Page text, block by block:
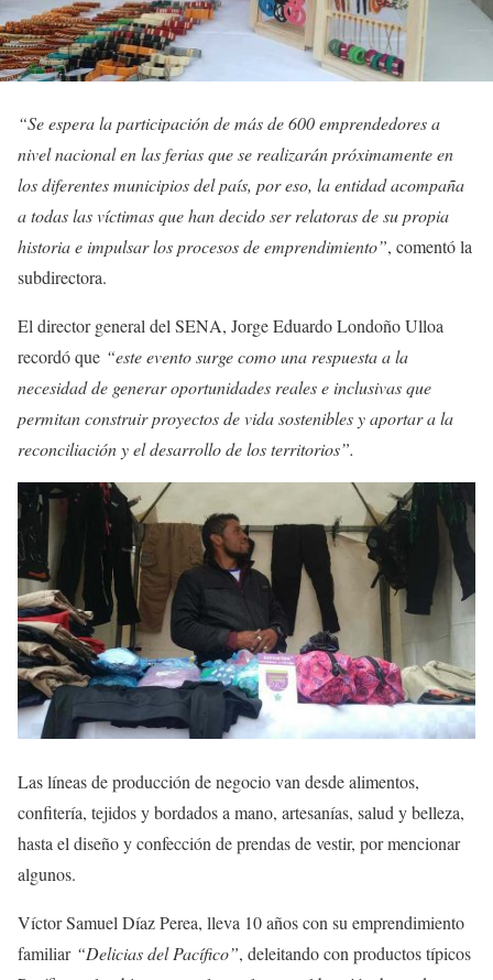
“Se espera la participación de más de 600 emprendedores a
nivel nacional en las ferias que se realizarán próximamente en
los diferentes municipios del país, por eso, la entidad acompaña
a todas las víctimas que han decido ser relatoras de su propia
historia e impulsar los procesos de emprendimiento”, comentó la
subdirectora.
El director general del SENA, Jorge Eduardo Londoño Ulloa
recordó que “este evento surge como una respuesta a la
necesidad de generar oportunidades reales e inclusivas que
permitan construir proyectos de vida sostenibles y aportar a la
reconciliación y el desarrollo de los territorios”.
Las líneas de producción de negocio van desde alimentos,
confitería, tejidos y bordados a mano, artesanías, salud y belleza,
hasta el diseño y confección de prendas de vestir, por mencionar
algunos.
Víctor Samuel Díaz Perea, lleva 10 años con su emprendimiento
familiar“Delicias del Pacífico”, deleitando con productos típicos